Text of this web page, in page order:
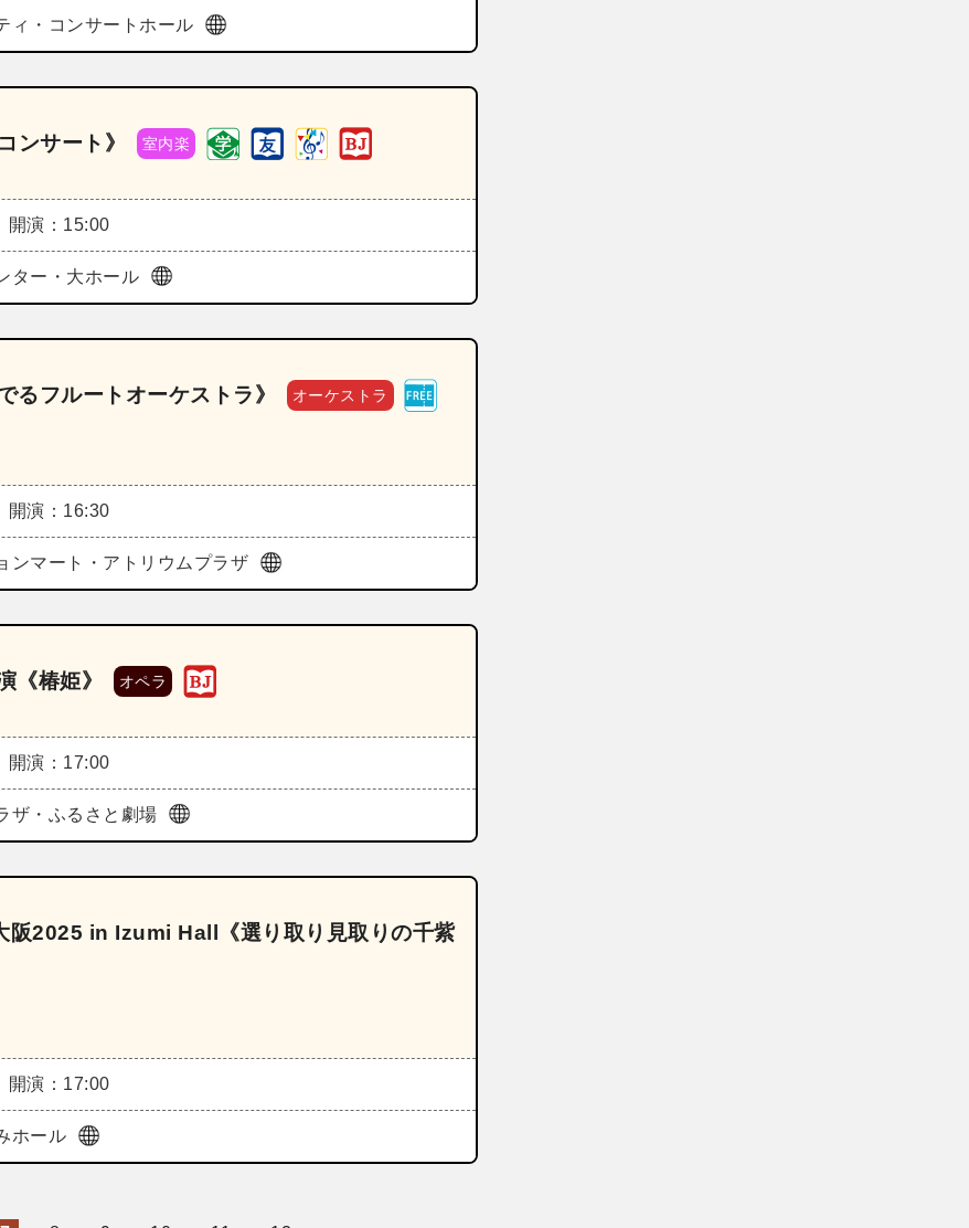
ィ・コンサートホール
ンサート》 室内楽
開演：15:00
ター・大ホール
フルートオーケストラ》 オーケストラ
開演：16:30
ンマート・アトリウムプラザ
椿姫》 オペラ
開演：17:00
ザ・ふるさと劇場
阪2025 in Izumi Hall《選り取り見取りの千紫
開演：17:00
ホール